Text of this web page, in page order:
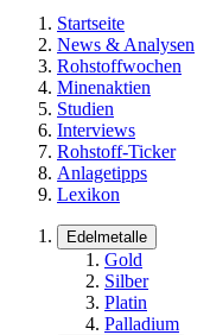
Startseite
News & Analysen
Rohstoffwochen
Minenaktien
Studien
Interviews
Rohstoff-Ticker
Anlagetipps
Lexikon
Edelmetalle
Gold
Silber
Platin
Palladium